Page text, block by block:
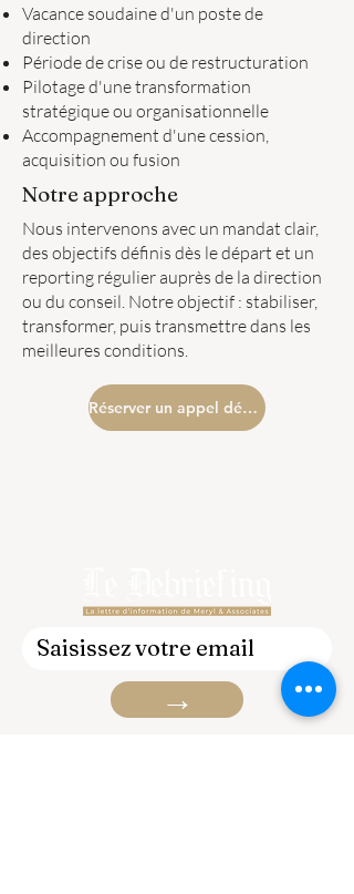
Vacance soudaine d'un poste de
direction
Période de crise ou de restructuration
Pilotage d'une transformation
stratégique ou organisationnelle
Accompagnement d'une cession,
acquisition ou fusion
Notre approche
Nous intervenons avec un mandat clair,
des objectifs définis dès le départ et un
reporting régulier auprès de la direction
ou du conseil. Notre objectif : stabiliser,
transformer, puis transmettre dans les
meilleures conditions.
Réserver un appel découverte
→